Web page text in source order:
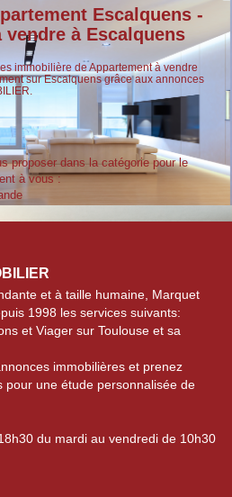
Escalquens -
vendre à Escalquens
immobilière de Appartement à vendre
sur Escalquens grâce aux annonces
proposer dans la catégorie pour le
à vous :
et à taille humaine, Marquet
1998 les services suivants:
et Viager sur Toulouse et sa
immobilières et prenez
pour une étude personnalisée de
du mardi au vendredi de 10h30